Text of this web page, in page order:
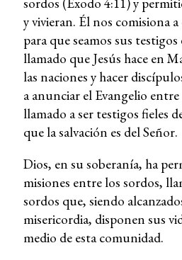
y vivieran. Él nos comisiona
para que seamos sus
llamado que Jesús hace en
las naciones y hacer
a anunciar el Evangelio
llamado a ser testigos fieles
que la salvación es del Señor.
Dios, en su soberanía, ha
misiones entre los sordos,
sordos que, siendo
misericordia, disponen sus
medio de esta comunidad.